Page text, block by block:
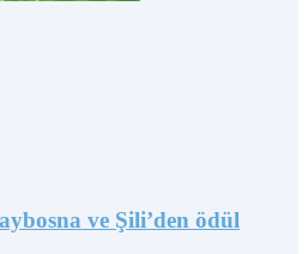
ve Şili’den ödül